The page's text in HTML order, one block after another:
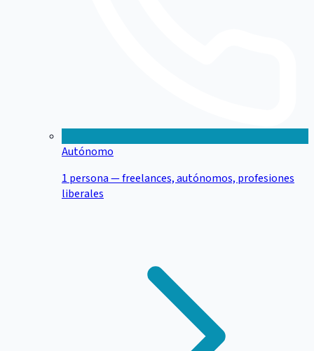
Autónomo
1 persona — freelances, autónomos, profesiones
liberales